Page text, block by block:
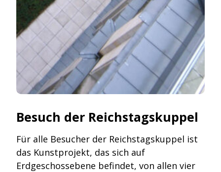
Besuch der Reichstagskuppel
Für alle Besucher der Reichstagskuppel ist
das Kunstprojekt, das sich auf
Erdgeschossebene befindet, von allen vier